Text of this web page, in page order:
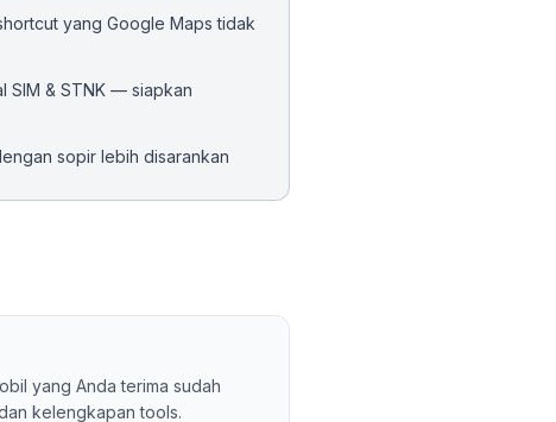
yang Google Maps tidak
SIM & STNK — siapkan
sopir lebih disarankan
yang Anda terima sudah
kelengkapan tools.